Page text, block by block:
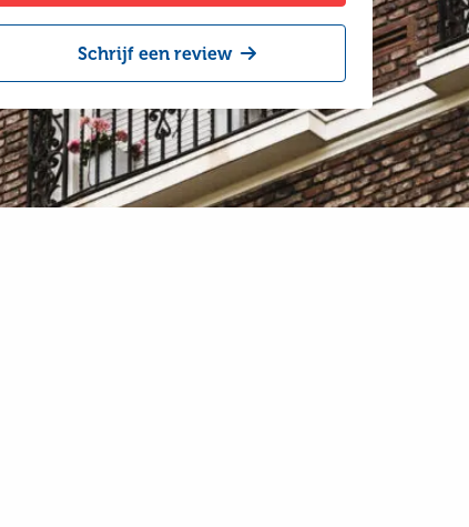
Schrijf een review